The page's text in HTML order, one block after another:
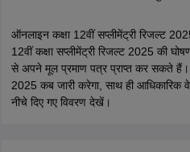
ऑनलाइन कक्षा 12वीं सप्लीमेंट्री रिजल्ट
12वीं कक्षा सप्लीमेंट्री रिजल्ट 2025 की
से अपने मूल प्रमाण पत्र प्राप्त कर सकते हैं।
2025 कब जारी करेगा, साथ ही
नीचे दिए गए विवरण देखें।